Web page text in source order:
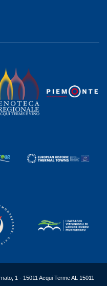
1 - 15011 Acqui Terme AL 15011